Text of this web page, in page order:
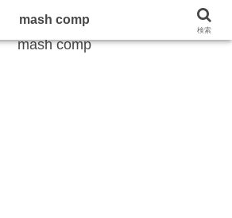
mash comp
mash comp
検索